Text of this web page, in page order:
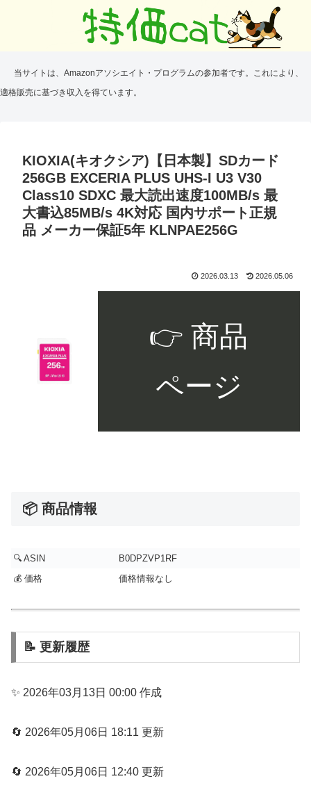
当サイトは、Amazonアソシエイト・プログラムの参加者です。これにより、
適格販売に基づき収入を得ています。
KIOXIA(キオクシア)【日本製】SDカード
256GB EXCERIA PLUS UHS-I U3 V30
Class10 SDXC 最大読出速度100MB/s 最
大書込85MB/s 4K対応 国内サポート正規
品 メーカー保証5年 KLNPAE256G
2026.03.13 2026.05.06
👉 商品
ページ
📦 商品情報
🔍 ASIN
B0DPZVP1RF
💰 価格
価格情報なし
📝 更新履歴
✨ 2026年03月13日 00:00 作成
🔄 2026年05月06日 18:11 更新
🔄 2026年05月06日 12:40 更新